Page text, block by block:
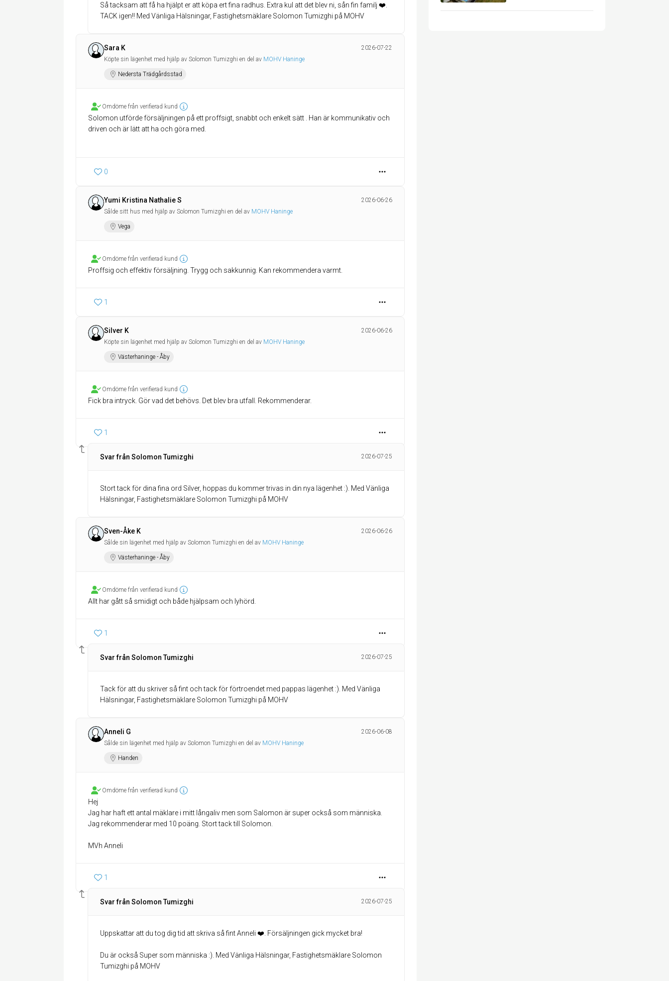
Så tacksam att få ha hjälpt er att köpa ert fina radhus. Extra kul att det blev ni, sån fin familj ❤️.
TACK igen!! Med Vänliga Hälsningar, Fastighetsmäklare Solomon Tumizghi på MOHV
Sara K
2026-07-22
Köpte sin lägenhet med hjälp av Solomon Tumizghi en del av MOHV Haninge
Nedersta Trädgårdsstad
Omdöme från verifierad kund
Solomon utförde försäljningen på ett proffsigt, snabbt och enkelt sätt . Han är kommunikativ och
driven och är lätt att ha och göra med.
0
Yumi Kristina Nathalie S
2026-06-26
Sålde sitt hus med hjälp av Solomon Tumizghi en del av MOHV Haninge
Vega
Omdöme från verifierad kund
Proffsig och effektiv försäljning. Trygg och sakkunnig. Kan rekommendera varmt.
1
Silver K
2026-06-26
Köpte sin lägenhet med hjälp av Solomon Tumizghi en del av MOHV Haninge
Västerhaninge - Åby
Omdöme från verifierad kund
Fick bra intryck. Gör vad det behövs. Det blev bra utfall. Rekommenderar.
1
Svar från Solomon Tumizghi 2026-07-25
Stort tack för dina fina ord Silver, hoppas du kommer trivas in din nya lägenhet :). Med Vänliga
Hälsningar, Fastighetsmäklare Solomon Tumizghi på MOHV
Sven-Åke K
2026-06-26
Sålde sin lägenhet med hjälp av Solomon Tumizghi en del av MOHV Haninge
Västerhaninge - Åby
Omdöme från verifierad kund
Allt har gått så smidigt och både hjälpsam och lyhörd.
1
Svar från Solomon Tumizghi 2026-07-25
Tack för att du skriver så fint och tack för förtroendet med pappas lägenhet :). Med Vänliga
Hälsningar, Fastighetsmäklare Solomon Tumizghi på MOHV
Anneli G
2026-06-08
Sålde sin lägenhet med hjälp av Solomon Tumizghi en del av MOHV Haninge
Handen
Omdöme från verifierad kund
Hej
Jag har haft ett antal mäklare i mitt långaliv men som Salomon är super också som människa.
Jag rekommenderar med 10 poäng. Stort tack till Solomon.
MVh Anneli
1
Svar från Solomon Tumizghi 2026-07-25
Uppskattar att du tog dig tid att skriva så fint Anneli ❤️. Försäljningen gick mycket bra!
Du är också Super som människa :). Med Vänliga Hälsningar, Fastighetsmäklare Solomon
Tumizghi på MOHV